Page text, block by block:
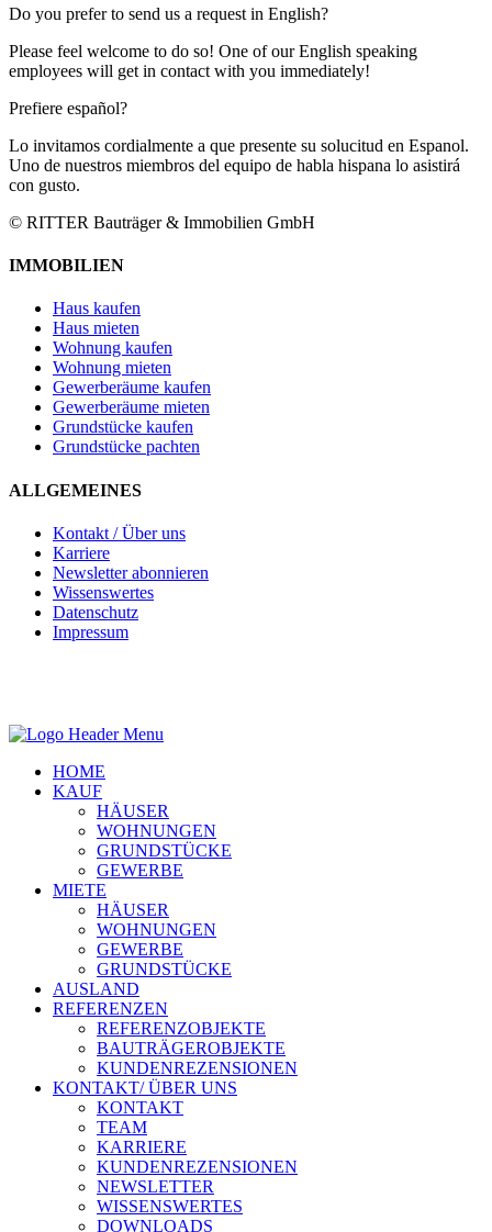
Do you prefer to send us a request in English?
Please feel welcome to do so! One of our English speaking
employees will get in contact with you immediately!
Prefiere español?
Lo invitamos cordialmente a que presente su solucitud en Espanol.
Uno de nuestros miembros del equipo de habla hispana lo asistirá
con gusto.
© RITTER Bauträger & Immobilien GmbH
IMMOBILIEN
Haus kaufen
Haus mieten
Wohnung kaufen
Wohnung mieten
Gewerberäume kaufen
Gewerberäume mieten
Grundstücke kaufen
Grundstücke pachten
ALLGEMEINES
Kontakt / Über uns
Karriere
Newsletter abonnieren
Wissenswertes
Datenschutz
Impressum
HOME
KAUF
HÄUSER
WOHNUNGEN
GRUNDSTÜCKE
GEWERBE
MIETE
HÄUSER
WOHNUNGEN
GEWERBE
GRUNDSTÜCKE
AUSLAND
REFERENZEN
REFERENZOBJEKTE
BAUTRÄGEROBJEKTE
KUNDENREZENSIONEN
KONTAKT/ ÜBER UNS
KONTAKT
TEAM
KARRIERE
KUNDENREZENSIONEN
NEWSLETTER
WISSENSWERTES
DOWNLOADS